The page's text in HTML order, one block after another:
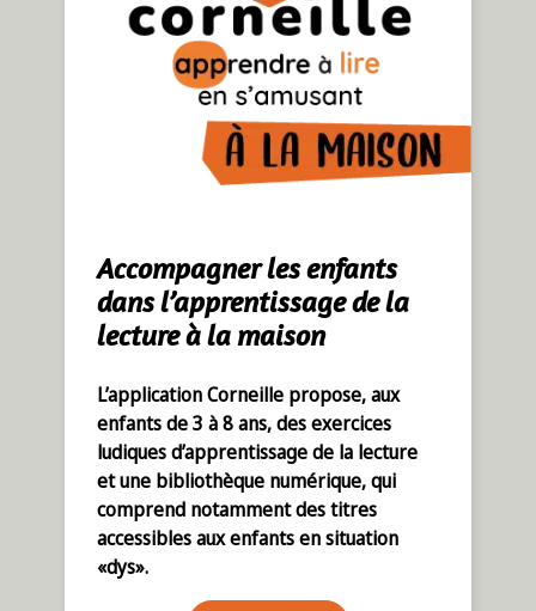
Accompagner les enfants
dans l’apprentissage de la
lecture à la maison
L’application Corneille propose, aux
enfants de 3 à 8 ans, des exercices
ludiques d’apprentissage de la lecture
et une bibliothèque numérique, qui
comprend notamment des titres
accessibles aux enfants en situation
«dys».